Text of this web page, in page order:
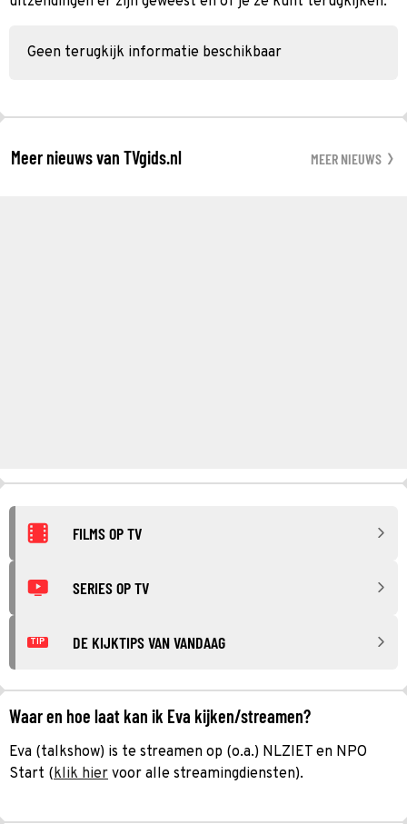
Geen terugkijk informatie beschikbaar
Meer nieuws van TVgids.nl MEER NIEUWS
FILMS OP TV
SERIES OP TV
TIP DE KIJKTIPS VAN VANDAAG
Waar en hoe laat kan ik Eva kijken/streamen?
Eva (talkshow) is te streamen op (o.a.) NLZIET en NPO
Start (klik hier voor alle streamingdiensten).